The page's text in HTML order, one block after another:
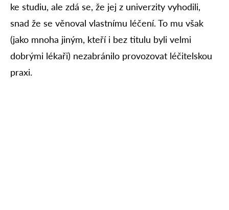
ke studiu, ale zdá se, že jej z univerzity vyhodili,
snad že se věnoval vlastnímu léčení. To mu však
(jako mnoha jiným, kteří i bez titulu byli velmi
dobrými lékaři) nezabránilo provozovat léčitelskou
praxi.